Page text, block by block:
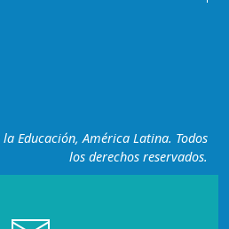
Educación, América Latina. Todos
los derechos reservados.